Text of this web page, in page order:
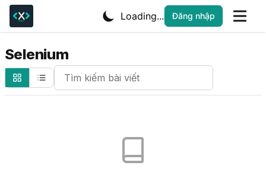
Loading... Đăng nhập
Selenium
Search Cheatsheets